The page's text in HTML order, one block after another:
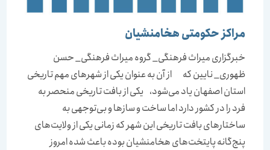
مراکز حکومتی هخامنشیان
خبرگزاری میراث فرهنگی_ گروه میراث فرهنگی_ حسن
ظهوری_ نایین که از آن به عنوان یکی از شهرهای مهم تاریخی
استان اصفهان یاد می‌شود، یکی از بافت تاریخی منحصر به
فرد را در کشور دارد اما ساخت و سازها و بی‌توجهی به
ساختارهای بافت تاریخی این شهر که زمانی یکی از ولایت‌های
پنج‌گانه پایتخت‌های هخامنشیان بوده باعث شده امروز